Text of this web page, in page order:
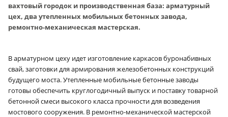
вахтовый городок и производственная база: арматурный
цех, два утепленных мобильных бетонных завода,
ремонтно-механическая мастерская.
В арматурном цеху идет изготовление каркасов буронабивных
свай, заготовки для армирования железобетонных конструкций
будущего моста. Утепленные мобильные бетонные заводы
готовы обеспечить круглогодичный выпуск и поставку товарной
бетонной смеси высокого класса прочности для возведения
мостового сооружения. В ремонтно-механической мастерской